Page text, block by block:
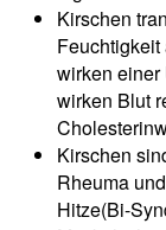
Kirschen
wirken einer
wirken Blut
Kirschen
Rheuma
Hitze(Bi-